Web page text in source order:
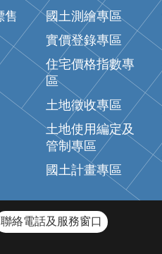
售
國土測繪專區
實價登錄專區
住宅價格指數專
區
土地徵收專區
土地使用編定及
管制專區
國土計畫專區
聯絡電話及服務窗口